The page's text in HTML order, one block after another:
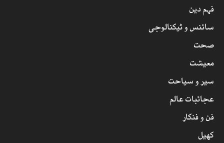
فہم دین
سائنس و ٹیکنالوجی
صحت
معیشت
سیر و سیاحت
عجائبات عالم
فن و فنکار
کھیل